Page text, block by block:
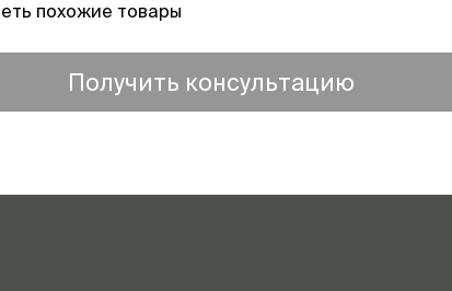
пневматических
перепрограммируема
2014 ( в настоящий момент
похожие товары
Получить консультацию